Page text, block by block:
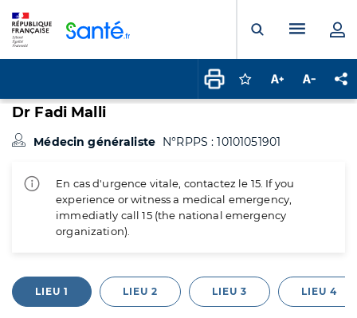
Ouvrir laMenu
Connectez-vous
Augmenter la
Dr Fadi Malli
Médecin généraliste N°RPPS : 10101051901
En cas d'urgence vitale, contactez le 15. If you
experience or witness a medical emergency,
immediatly call 15 (the national emergency
organization).
LIEU 1 LIEU 2 LIEU 3 LIEU 4